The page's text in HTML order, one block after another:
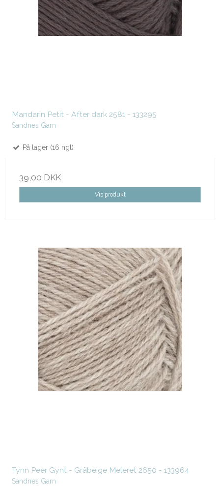
Mandarin Petit - After dark 2581 - 133295
Sandnes Garn
På lager (16 ngl)
39,00 DKK
Vis produkt
Tynn Peer Gynt - Gråbeige Meleret 2650 - 133964
Sandnes Garn